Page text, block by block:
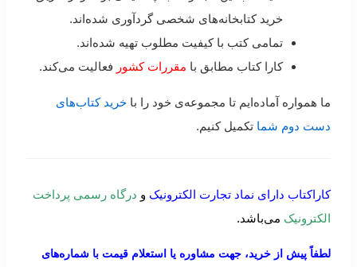
خرید کتابخانه‌های شخصی گردآوری شده‌اند.
تمامی کتب با کیفیت مطلوب تهیه شده‌اند.
کارا کتاب مطابق با مقررات کشور فعالیت می‌کند.
ما همواره آماده‌ایم تا مجموعه‌ی خود را با خرید کتاب‌های
دست دوم شما تکمیل کنیم.
کاراکتاب دارای نماد تجارت الکترونیک و درگاه رسمی پرداخت
الکترونیک می‌باشد.
لطفاً پیش از خرید، جهت مشاوره یا استعلام قیمت با شماره‌های